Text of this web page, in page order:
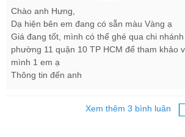
nhất.
Chào anh Hưng,
Dạ hiện bên em đang có sẵn màu Vàng ạ
Giá đang tốt, mình có thể ghé qua chi
phường 11 quận 10 TP HCM để tham khảo
mình 1 em ạ
Thông tin đến anh
Xem thêm 3 bình luân